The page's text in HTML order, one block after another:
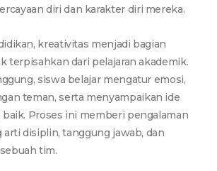
diri dan karakter diri mereka.
kreativitas menjadi bagian
terpisahkan dari pelajaran akademik.
siswa belajar mengatur emosi,
teman, serta menyampaikan ide
baik. Proses ini memberi pengalaman
disiplin, tanggung jawab, dan
tim.